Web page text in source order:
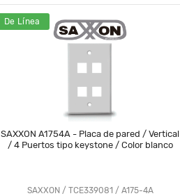
De Línea
SAXXON A1754A - Placa de pared / Vertical
/ 4 Puertos tipo keystone / Color blanco
SAXXON / TCE339081 / A175-4A